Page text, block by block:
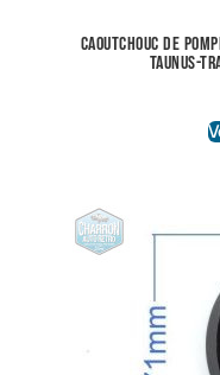
Caoutchouc de
Taunus-